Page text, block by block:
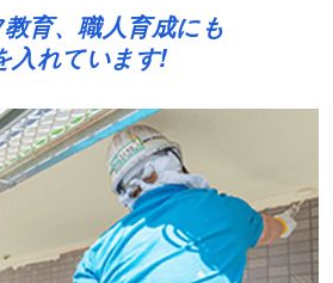
育、職人育成にも
入れています!